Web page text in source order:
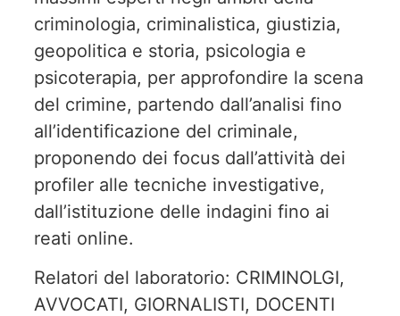
criminologia, criminalistica, giustizia,
geopolitica e storia, psicologia e
psicoterapia, per approfondire la scena
del crimine, partendo dall’analisi fino
all’identificazione del criminale,
proponendo dei focus dall’attività dei
profiler alle tecniche investigative,
dall’istituzione delle indagini fino ai
reati online.
Relatori del laboratorio: CRIMINOLGI,
AVVOCATI, GIORNALISTI, DOCENTI